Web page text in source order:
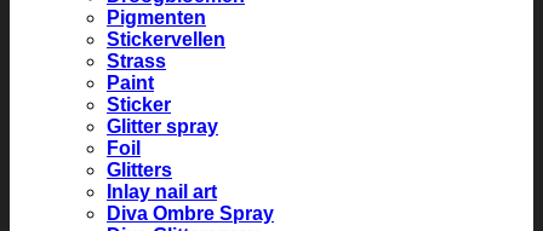
Pigmenten
Stickervellen
Strass
Paint
Sticker
Glitter spray
Foil
Glitters
Inlay nail art
Diva Ombre Spray